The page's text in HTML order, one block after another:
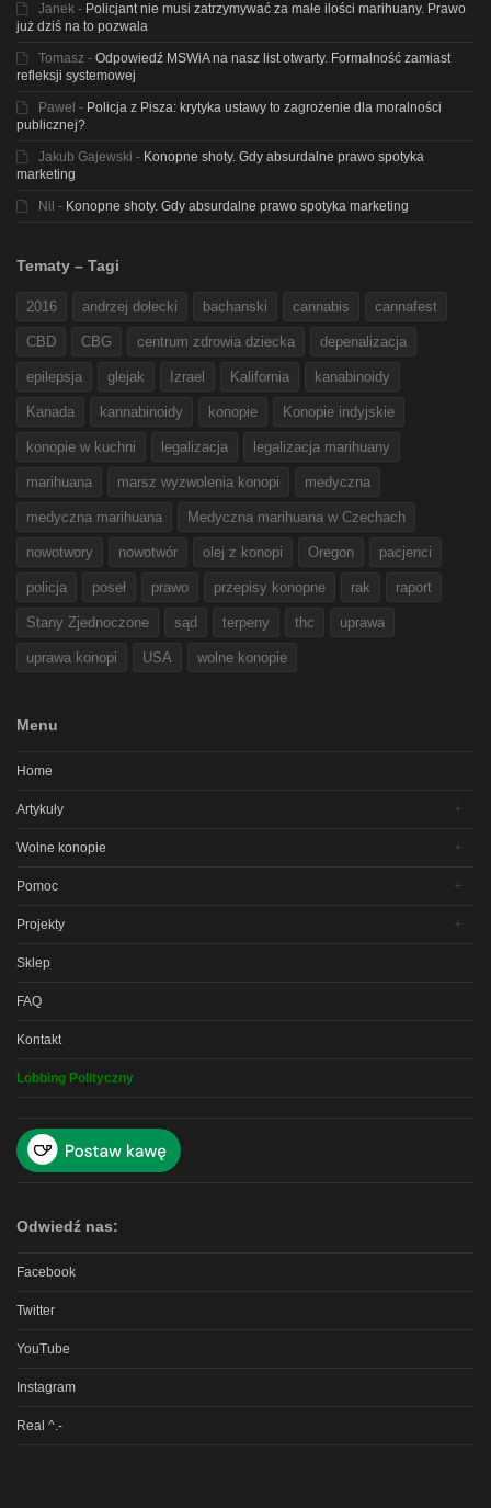
Janek - Policjant nie musi zatrzymywać za małe ilości marihuany. Prawo
już dziś na to pozwala
Tomasz - Odpowiedź MSWiA na nasz list otwarty. Formalność zamiast
refleksji systemowej
Pawel - Policja z Pisza: krytyka ustawy to zagrożenie dla moralności
publicznej?
Jakub Gajewski - Konopne shoty. Gdy absurdalne prawo spotyka
marketing
Nil - Konopne shoty. Gdy absurdalne prawo spotyka marketing
Tematy – Tagi
2016 andrzej dołecki bachanski cannabis cannafest
CBD CBG centrum zdrowia dziecka depenalizacja
epilepsja glejak Izrael Kalifornia kanabinoidy
Kanada kannabinoidy konopie Konopie indyjskie
konopie w kuchni legalizacja legalizacja marihuany
marihuana marsz wyzwolenia konopi medyczna
medyczna marihuana Medyczna marihuana w Czechach
nowotwory nowotwór olej z konopi Oregon pacjenci
policja poseł prawo przepisy konopne rak raport
Stany Zjednoczone sąd terpeny thc uprawa
uprawa konopi USA wolne konopie
Menu
Home
Artykuły
Wolne konopie
Pomoc
Projekty
Sklep
FAQ
Kontakt
Lobbing Polityczny
Odwiedź nas:
Facebook
Twitter
YouTube
Instagram
Real ^.-